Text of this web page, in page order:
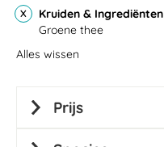
Kruiden & Ingrediënten
Groene thee
Alles wissen
Prijs